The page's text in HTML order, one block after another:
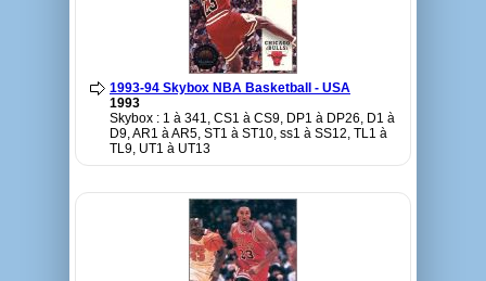
1993-94 Skybox NBA Basketball - USA
1993
Skybox : 1 à 341, CS1 à CS9, DP1 à DP26, D1 à
D9, AR1 à AR5, ST1 à ST10, ss1 à SS12, TL1 à
TL9, UT1 à UT13